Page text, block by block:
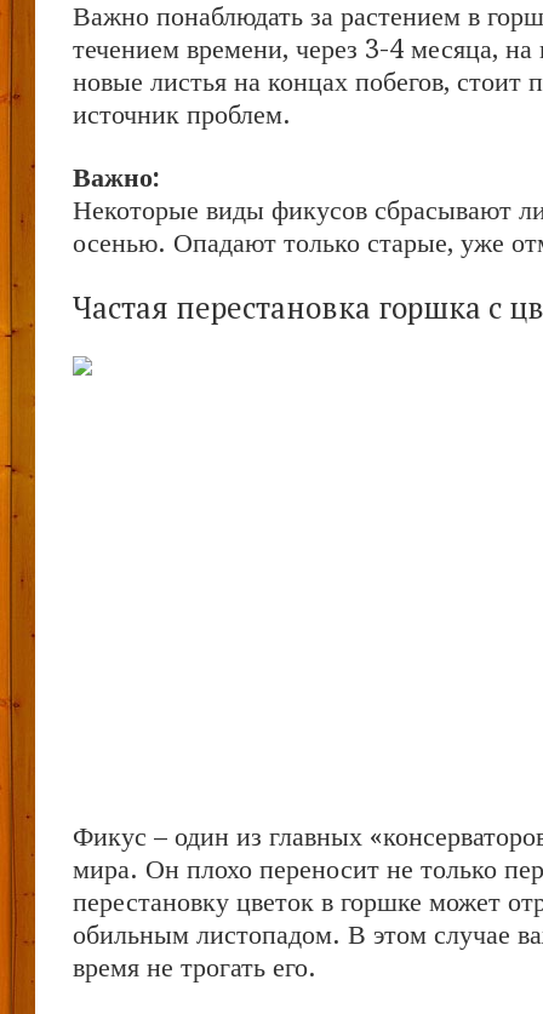
Важно понаблюдать за растением в
течением времени, через 3-4 месяца,
новые листья на концах побегов, стоит
источник проблем.
Важно:
Некоторые виды фикусов сбрасывают
осенью. Опадают только старые, уже
Частая перестановка горшка с
Фикус – один из главных
мира. Он плохо переносит не только
перестановку цветок в горшке может
обильным листопадом. В этом случае
время не трогать его.